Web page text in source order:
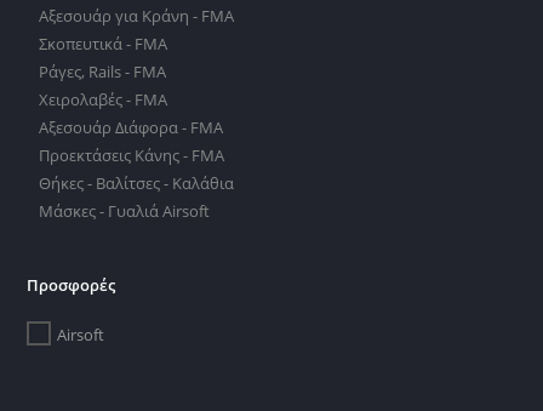
Αξεσουάρ για Κράνη - FMA
Σκοπευτικά - FMA
Ράγες, Rails - FMA
Χειρολαβές - FMA
Αξεσουάρ Διάφορα - FMA
Προεκτάσεις Κάνης - FMA
Θήκες - Βαλίτσες - Καλάθια
Μάσκες - Γυαλιά Airsoft
Προσφορές
Airsoft